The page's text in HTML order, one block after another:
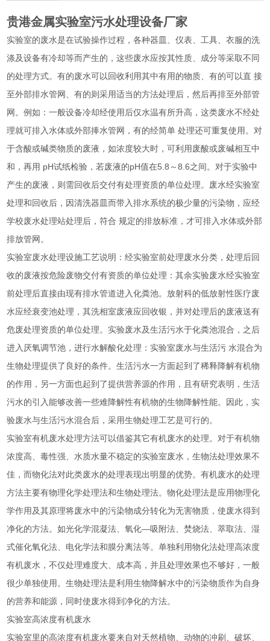
贵港金属实验室污水处理设备厂家
实验室的废水是在试验操作过程，各种器皿、仪表、工具、衣服的洗
涤及设备有冷却等而产生的，这些废水应按其性质、成分等采取不同
的处理方式。有的废水可以回收利用其中有用的物质、有的可以直 接
至外部排水管网、有的则采用适当的方法处理后，然后再排至外部管
网。例如：一般设备冷却经使用后仅水温有所升高，这类废水不经处
理就可排入水体或外部捧水管网，有的经简单 处理还可重复使用。对
于含酸或碱类物质的废液，如浓度较大时，可利用废酸或废碱相互中
和，再用 pH试纸检验，若废液的pH值在5.8～8.6之间。对于实验中
产生的废液，则需回收后交付有处理资质的单位处理。废水经实验室
处理和回收后，因清洗器皿而带入排水系统的极少量的污染物，应经
学校废水处理站处理后，符合 规定的排放标准，才可排入水体或外部
排放管网。
实验室废水处理设施工艺说明：经实验室前处理废水分类，处理后回
收的废液按危险废物交付有资质的单位处理：其余实验废水经实验室
前处理后直接由现有排水管道进入化粪池。放射科的低放射性医疗废
水应经衰变池处理，其洗相室废液应回收银，并对处理后的废液送有
危废处理资质的单位处理。实验废水及生活污水于化粪池混合，之后
进入厌氧调节池，进行水解酸化处理：实验室废水与生活污 水混合为
生物处理提供了良好的条件。生活污水一方面起到了稀释降解有机物
的作用，另一方面也起到了提供营养源的作用，且有研究表明，生活
污水的引入能够改善一些难降解性有机物的生物降解性能。因此，实
验废水与生活污水混合后，采用生物处理工艺是可行的。
实验室有机废水处理方法可以借鉴其它有机废水的处理。对于有机物
浓度高、毒性强、水质水量不稳定的实验室废水，生物法处理效果不
佳，而物化法对此类废水的处理表现出明显的优势。有机废水的处理
方法主要有物理化学处理法和生物处理法。物化处理法是应用物理化
学作用及其原理将废水中的污染物成分转化为无害物质，使废水得到
净化的方法。如光化学混凝法、氧化—吸附法、焚烧法、萃取法、湿
式催化氧化法、电化学法和膜分离法等。单独利用物化法处理高浓度
有机废水，不仅处理难度大、成本高，并且处理效果也不够好，一般
很少单独使用。生物处理法是利用生物降解水中的污染物质作为自身
的营养和能源，同时使废水得到净化的方法。
实验室高浓度有机废水
实验室里的高浓度有机废水要来自对天然植物、动物的冲刷、破坏、